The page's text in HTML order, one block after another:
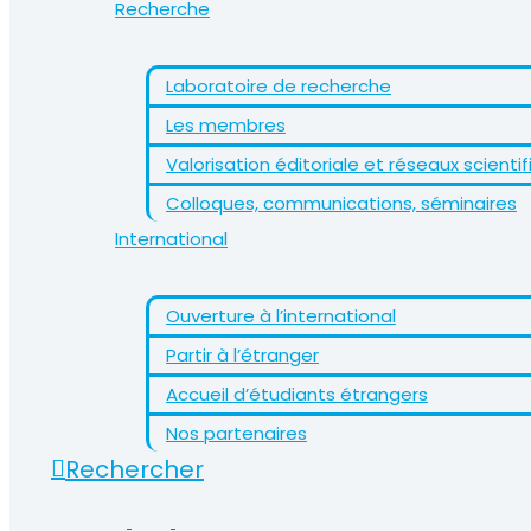
Recherche
Laboratoire de recherche
Les membres
Valorisation éditoriale et réseaux
Colloques, communications, séminaires
International
Ouverture à l’international
Partir à l’étranger
Accueil d’étudiants étrangers
Nos partenaires
Rechercher